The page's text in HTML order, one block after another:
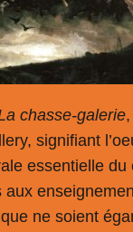
chasse-galerie
signifiant
essentielle du
aux
ne soient